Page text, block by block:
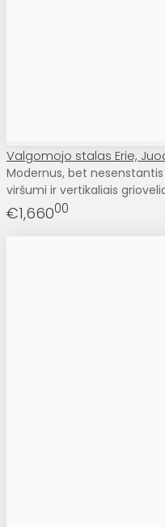
Valgomojo stalas Erie,
Modernus, bet
viršumi ir vertikaliais
€1,66000